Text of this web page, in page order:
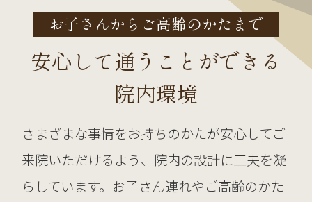
お子さんからご高齢のかたまで
安心して通うことができる
院内環境
さまざまな事情をお持ちのかたが安心してご
来院いただけるよう、院内の設計に工夫を凝
らしています。お子さん連れやご高齢のかた